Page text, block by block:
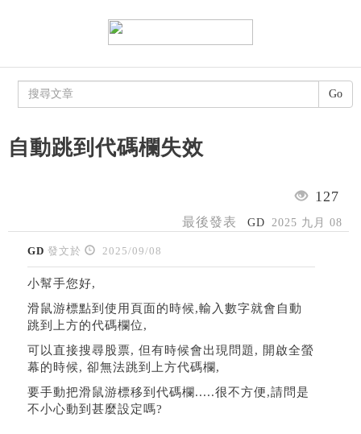
自動跳到代碼欄失效
127
最後發表 GD 2025 九月 08
GD 發文於 2025/09/08
小幫手您好,
滑鼠游標點到使用頁面的時候,輸入數字就會自動
跳到上方的代碼欄位,
可以直接搜尋股票, 但有時候會出現問題, 開啟全螢
幕的時候, 卻無法跳到上方代碼欄,
要手動把滑鼠游標移到代碼欄.....很不方便,請問是
不小心動到甚麼設定嗎?
Go